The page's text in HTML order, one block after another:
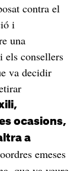
contra el
i
una
els consellers
va decidir
ocasions,
a
emeses